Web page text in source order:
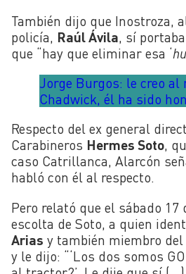
También dijo que Inostroza,
policía, Raúl Ávila, sí
que “hay que eliminar esa ‘
Jorge Burgos: le creo al
Chadwick, él ha sido
Respecto del ex general
Carabineros Hermes Soto,
caso Catrillanca, Alarcón
habló con él al respecto.
Pero relató que el sábado 17
escolta de Soto, a quien
Arias y también miembro del
y le dijo: “‘Los dos somos